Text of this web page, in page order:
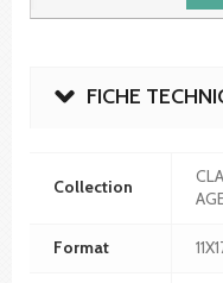
FICHE
Collection
Format